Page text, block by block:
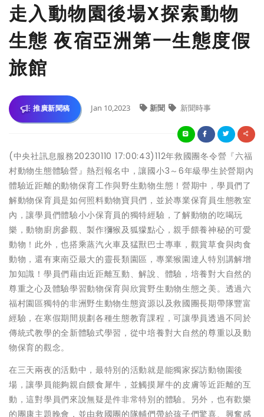
走入動物園後場X探索動物
生態 夜宿亞洲第一生態度假
旅館
推廣新聞稿 Jan 10,2023 新聞 新聞時事
(中央社訊息服務20230110 17:00:43)112年救國團冬令營『六福
村動物生態體驗營』熱烈報名中，讓國小3～6年級學生於營期內
體驗近距離的動物保育工作與野生動物生態！營期中，學員們了
解動物保育員是如何照料動物寶貝們，並於專業保育員生態教室
內，讓學員們體驗小小保育員的獨特經驗，了解動物的吃喝玩
樂，動物廚房參觀、製作獼猴及狐獴點心，親手餵養神秘的可愛
動物！此外，也搭乘蒸汽火車及猛獸巴士專車，觀賞草食與肉食
動物，還有東南亞最大的靈長類園區，專業猴園達人特別講解增
加知識！學員們藉由近距離互動、解說、體驗，培養對大自然的
尊重之心及體驗學習動物保育與欣賞野生動物生態之美。透過六
福村園區獨特的非洲野生動物生態資源以及救國團長期帶隊豐富
經驗，在寒假期間規劃各種生態教育課程，可讓學員透過不同於
傳統式教學的全新體驗式學習，從中培養對大自然的尊重以及動
物保育的觀念。
在三天兩夜的活動中，最特別的活動就是能獨家探訪動物園後
場，讓學員能夠親自餵食犀牛，並觸摸犀牛的皮膚等近距離的互
動，這對學員們來說無疑是件非常特別的體驗。另外，也有歡樂
的團康主題晚會，並由救國團的隊輔們帶給孩子們驚喜、興奮感